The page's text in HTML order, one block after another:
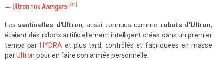
— Ultron auxAvengers [src]
Les sentinelles d'Ultron, aussi connues comme robots d'Ultron,
étaient des robots artificiellement intelligent créés dans un premier
temps par HYDRA et plus tard, contrôlés et fabriquées en masse
parUltron pour en faire son armée personnelle.